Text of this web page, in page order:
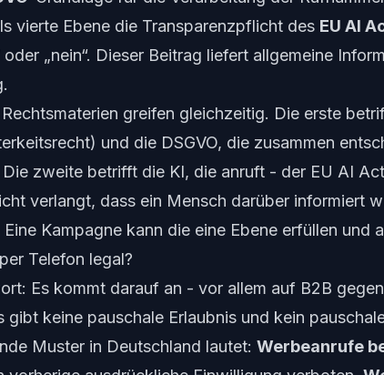
vierte Ebene die Transparenzpflicht des EU AI
oder „nein“. Dieser Beitrag liefert allgemeine
greifen gleichzeitig. Die erste
und die DSGVO, die zusammen
Die zweite betrifft die KI, die anruft - der EU AI
verlangt, dass ein Mensch darüber informiert
Kampagne kann die eine Ebene erfüllen und
Telefon legal?
Es kommt darauf an - vor allem auf B2B
gibt keine pauschale Erlaubnis und kein
Muster in Deutschland lautet: Werbeanrufe